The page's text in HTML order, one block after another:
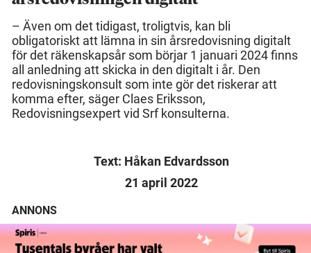
– Även om det tidigast, troligtvis, kan bli
obligatoriskt att lämna in sin årsredovisning digitalt
för det räkenskapsår som börjar 1 januari 2024 finns
all anledning att skicka in den digitalt i år. Den
redovisningskonsult som inte gör det riskerar att
komma efter, säger Claes Eriksson,
Redovisningsexpert vid Srf konsulterna.
Text: Håkan Edvardsson
21 april 2022
ANNONS